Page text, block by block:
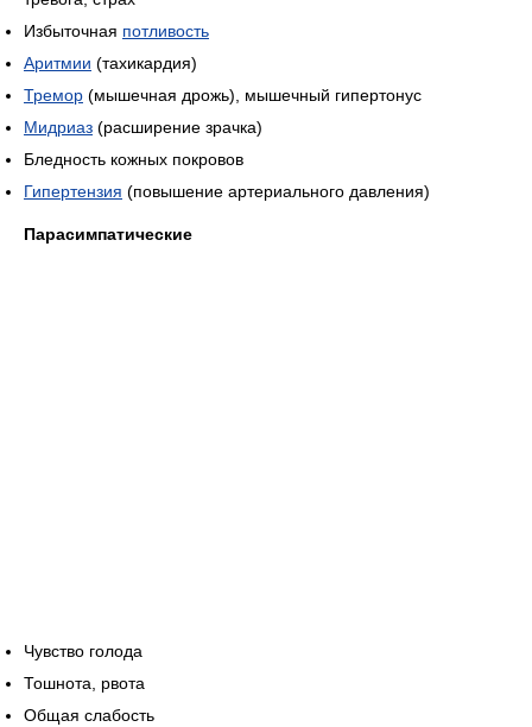
Избыточная потливость
Аритмии (тахикардия)
Тремор (мышечная дрожь), мышечный гипертонус
Мидриаз (расширение зрачка)
Бледность кожных покровов
Гипертензия (повышение артериального давления)
Парасимпатические
Чувство голода
Тошнота, рвота
Общая слабость